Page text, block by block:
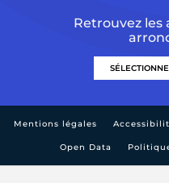
Retrouvez les
Mentions légales
Open Data